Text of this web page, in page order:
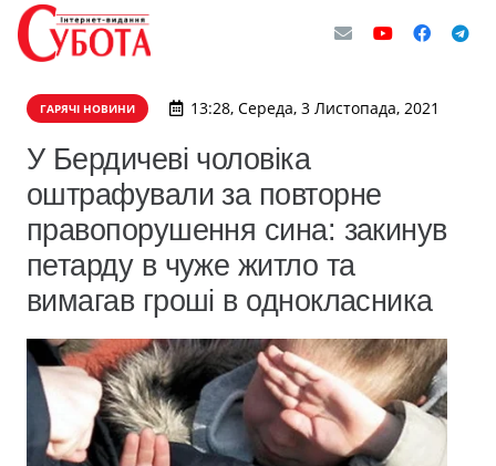
ГАРЯЧІ НОВИНИ 13:28, Середа, 3 Листопада, 2021
У Бердичеві чоловіка
оштрафували за повторне
правопорушення сина: закинув
петарду в чуже житло та
вимагав гроші в однокласника